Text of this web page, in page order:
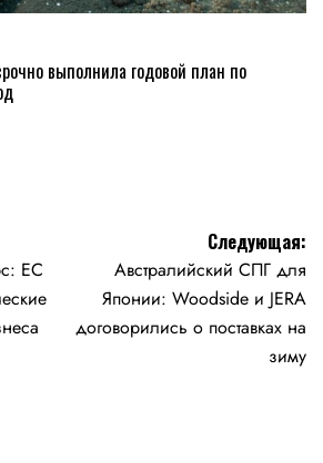
выполнила годовой план по
ЕС
Следующая:
Австралийский СПГ для
Японии: Woodside и JERA
договорились о поставках на
зиму